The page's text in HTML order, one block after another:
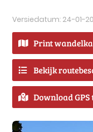
Versiedatum: 24-01-
Print
Bekijk
Download